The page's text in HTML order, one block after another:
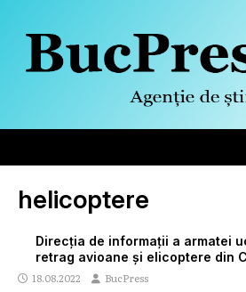
helicoptere
Direcția de informații a armatei
retrag avioane și elicoptere din
18.08.2022 BucPress